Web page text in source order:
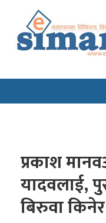
प्रकाश
यादवलाई,
बिरुवा किनेर